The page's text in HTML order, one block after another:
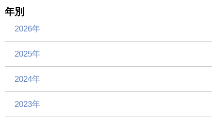
年別
2026年
2025年
2024年
2023年